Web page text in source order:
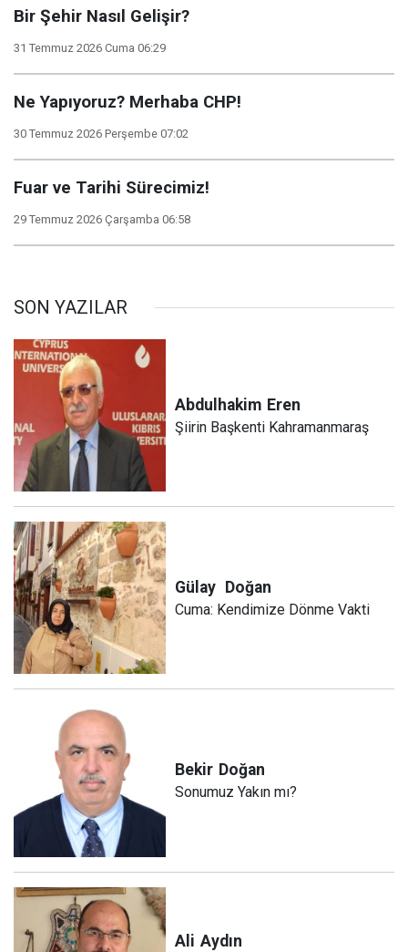
Bir Şehir Nasıl Gelişir?
31 Temmuz 2026 Cuma 06:29
Ne Yapıyoruz? Merhaba CHP!
30 Temmuz 2026 Perşembe 07:02
Fuar ve Tarihi Sürecimiz!
29 Temmuz 2026 Çarşamba 06:58
SON YAZILAR
Abdulhakim Eren
Şiirin Başkenti Kahramanmaraş
Gülay Doğan
Cuma: Kendimize Dönme Vakti
Bekir Doğan
Sonumuz Yakın mı?
Ali Aydın